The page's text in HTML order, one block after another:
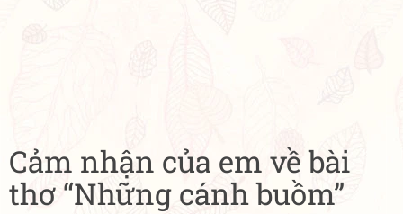
Cảm nhận của em về bài
thơ “Những cánh buồm”